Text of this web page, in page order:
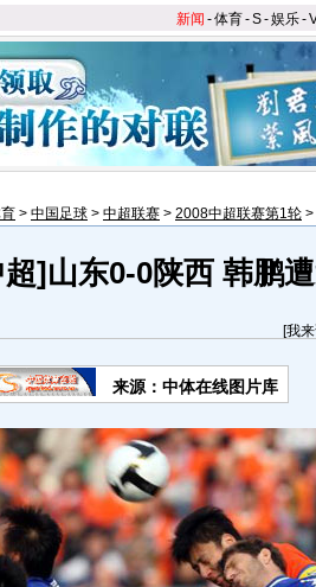
新闻 -体育-S-娱乐-
> 中国足球 > 中超联赛 > 2008中超联赛第1轮 >
]山东0-0陕西 韩鹏
[我
来源：中体在线图片库